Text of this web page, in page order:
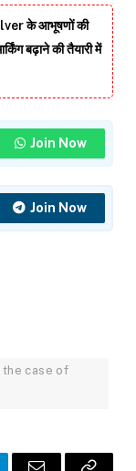
के आभूषणों की
बढ़ाने की तैयारी में
Join Now
Join Now
the case of